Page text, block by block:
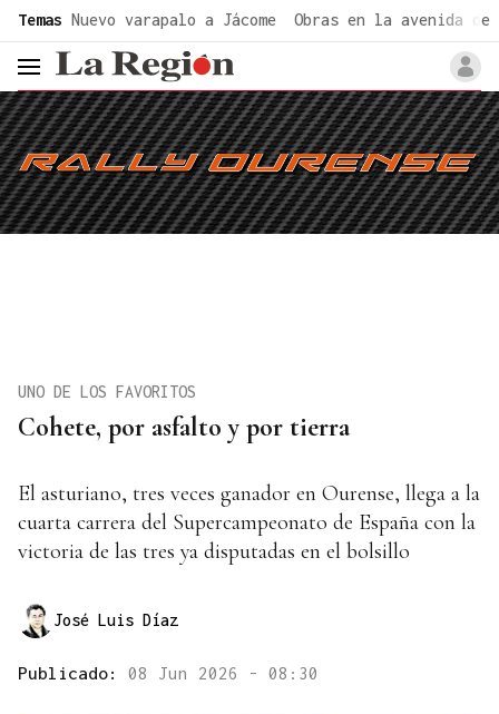
Temas Nuevo varapalo a Jácome Obras en la avenida de
header.menu.open
Cohete, por asfalto y por tierra
UNO DE LOS FAVORITOS
El asturiano, tres veces ganador en Ourense, llega a la
cuarta carrera del Supercampeonato de España con la
victoria de las tres ya disputadas en el bolsillo
José Luis Díaz
Publicado: 08 Jun 2026 - 08:30